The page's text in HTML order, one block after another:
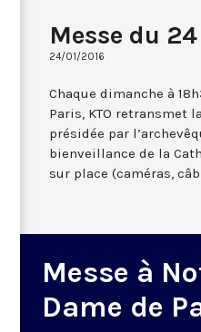
Messe du
24/01/2016
Chaque dimanche à
Paris, KTO retransmet
présidée par
bienveillance de la
sur place (caméras,
Messe à
Dame de